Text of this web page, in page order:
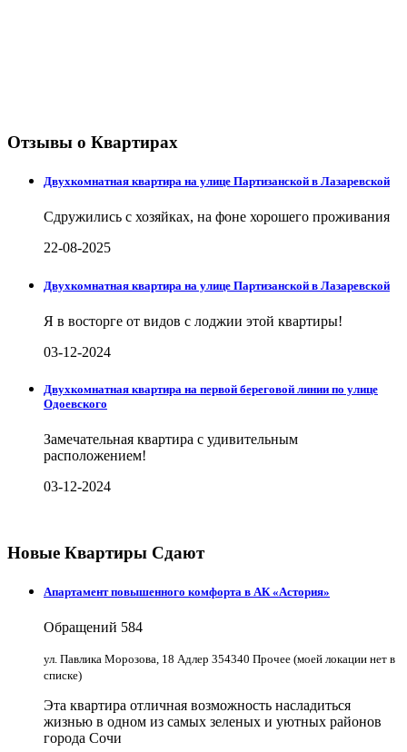
Отзывы о Квартирах
Двухкомнатная квартира на улице Партизанской в Лазаревской
Сдружились с хозяйках, на фоне хорошего проживания
22-08-2025
Двухкомнатная квартира на улице Партизанской в Лазаревской
Я в восторге от видов с лоджии этой квартиры!
03-12-2024
Двухкомнатная квартира на первой береговой линии по улице
Одоевского
Замечательная квартира с удивительным
расположением!
03-12-2024
Новые Квартиры Сдают
Апартамент повышенного комфорта в АК «Астория»
Обращений 584
ул. Павлика Морозова, 18 Адлер 354340 Прочее (моей локации нет в
списке)
Эта квартира отличная возможность насладиться
жизнью в одном из самых зеленых и уютных районов
города Сочи